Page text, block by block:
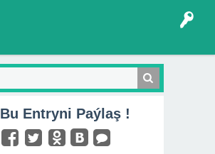
Bu Entryni Paýlaş !